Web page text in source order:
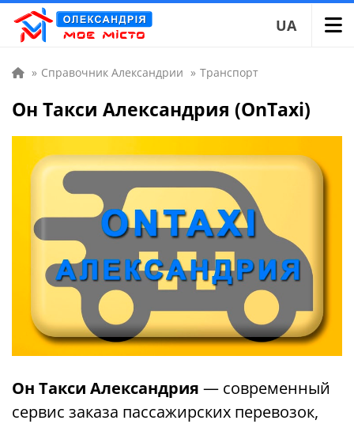
UA
» Справочник Александрии » Транспорт
Он Такси Александрия (OnTaxi)
Он Такси Александрия — современный
сервис заказа пассажирских перевозок,